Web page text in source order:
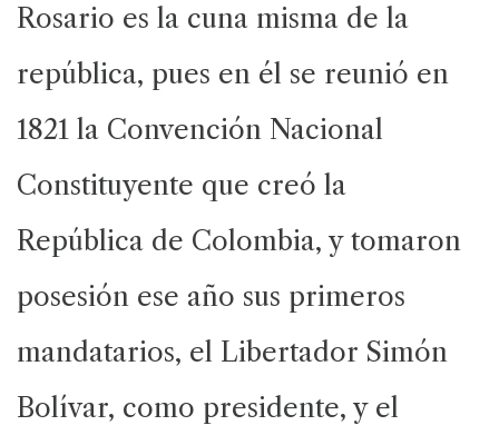
Rosario es la cuna misma de la
república, pues en él se reunió en
1821 la Convención Nacional
Constituyente que creó la
República de Colombia, y tomaron
posesión ese año sus primeros
mandatarios, el Libertador Simón
Bolívar, como presidente, y el